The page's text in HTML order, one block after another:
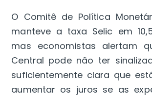
O Comitê de Política
manteve a taxa Selic em
mas economistas alertam
Central pode não ter
suficientemente clara que
aumentar os juros se as